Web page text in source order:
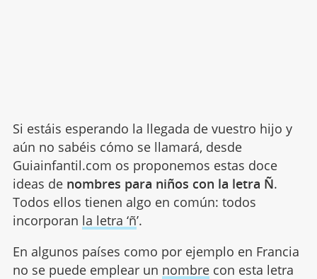
Si estáis esperando la llegada de vuestro hijo y
aún no sabéis cómo se llamará, desde
Guiainfantil.com os proponemos estas doce
ideas de nombres para niños con la letra Ñ.
Todos ellos tienen algo en común: todos
incorporan la letra ‘ñ’.
En algunos países como por ejemplo en Francia
no se puede emplear un nombrecon esta letra